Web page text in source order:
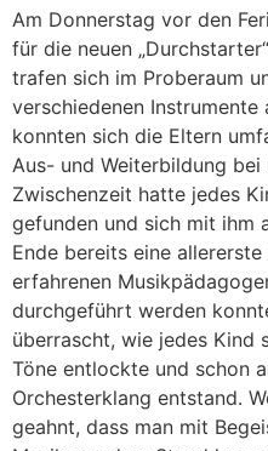
Am Donnerstag vor den
für die neuen
trafen sich im Proberaum
verschiedenen
konnten sich die Eltern
Aus- und Weiterbildung
Zwischenzeit hatte jedes
gefunden und sich mit ihm
Ende bereits eine
erfahrenen
durchgeführt werden
überrascht, wie jedes Kind
Töne entlockte und schon
Orchesterklang entstand.
geahnt, dass man mit